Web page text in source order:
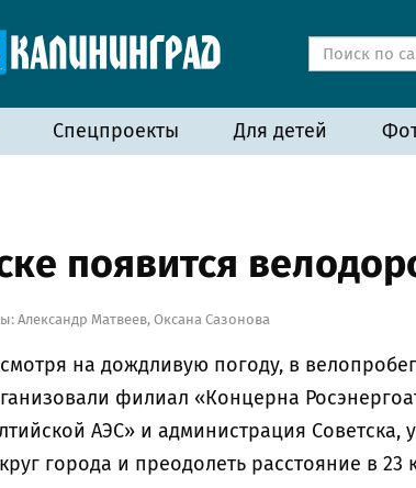
Спецпроекты Для детей
появится
Александр Матвеев, Оксана Сазонова
на дождливую погоду, в
филиал «Концерна
АЭС» и администрация Советска,
города и преодолеть расстояние в